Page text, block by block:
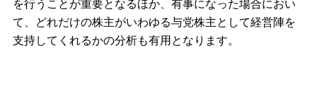
を行うことが重要となるほか、有事になった場合におい
て、どれだけの株主がいわゆる与党株主として経営陣を
支持してくれるかの分析も有用となります。